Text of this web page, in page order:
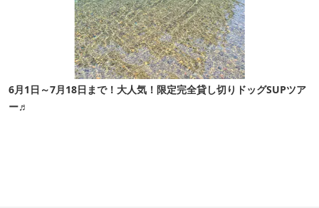
6月1日～7月18日まで！大人気！限定完全貸し切りドッグSUPツア
ー♬